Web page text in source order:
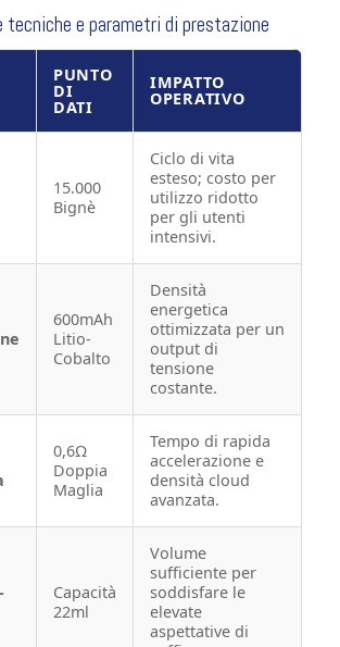
e parametri di prestazione
PUNTO
DI
DATI
IMPATTO
OPERATIVO
15.000
Bignè
Ciclo di vita
esteso; costo per
utilizzo ridotto
per gli utenti
intensivi.
600mAh
Litio-
Cobalto
Densità
energetica
ottimizzata per un
output di
tensione
costante.
0,6Ω
Doppia
Maglia
Tempo di rapida
accelerazione e
densità cloud
avanzata.
Capacità
22ml
Volume
sufficiente per
soddisfare le
elevate
aspettative di